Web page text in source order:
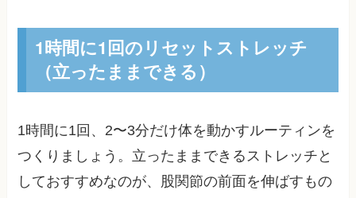
1時間に1回のリセットストレッチ
（立ったままできる）
1時間に1回、2〜3分だけ体を動かすルーティンを
つくりましょう。立ったままできるストレッチと
しておすすめなのが、股関節の前面を伸ばすもの